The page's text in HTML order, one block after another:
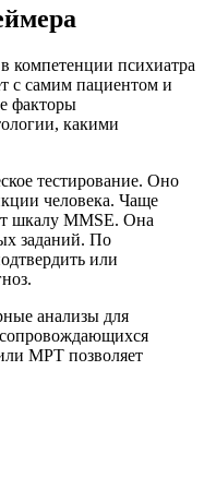
компетенции психиатра
с самим пациентом и
факторы
какими
тестирование. Оно
человека. Чаще
шкалу MMSE. Она
заданий. По
или
анализы для
МРТ позволяет